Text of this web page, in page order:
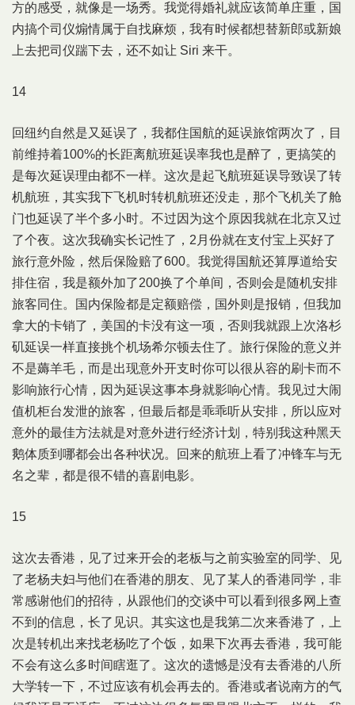
方的感受，就像是一场秀。我觉得婚礼就应该简单庄重，国
内搞个司仪煽情属于自找麻烦，我有时候都想替新郎或新娘
上去把司仪踹下去，还不如让 Siri 来干。
14
回纽约自然是又延误了，我都住国航的延误旅馆两次了，目
前维持着100%的长距离航班延误率我也是醉了，更搞笑的
是每次延误理由都不一样。这次是起飞航班延误导致误了转
机航班，其实我下飞机时转机航班还没走，那个飞机关了舱
门也延误了半个多小时。不过因为这个原因我就在北京又过
了个夜。这次我确实长记性了，2月份就在支付宝上买好了
旅行意外险，然后保险赔了600。我觉得国航还算厚道给安
排住宿，我是额外加了200换了个单间，否则会是随机安排
旅客同住。国内保险都是定额赔偿，国外则是报销，但我加
拿大的卡销了，美国的卡没有这一项，否则我就跟上次洛杉
矶延误一样直接挑个机场希尔顿去住了。旅行保险的意义并
不是薅羊毛，而是出现意外开支时你可以很从容的刷卡而不
影响旅行心情，因为延误这事本身就影响心情。我见过大闹
值机柜台发泄的旅客，但最后都是乖乖听从安排，所以应对
意外的最佳方法就是对意外进行经济计划，特别我这种黑天
鹅体质到哪都会出各种状况。回来的航班上看了冲锋车与无
名之辈，都是很不错的喜剧电影。
15
这次去香港，见了过来开会的老板与之前实验室的同学、见
了老杨夫妇与他们在香港的朋友、见了某人的香港同学，非
常感谢他们的招待，从跟他们的交谈中可以看到很多网上查
不到的信息，长了见识。其实这也是我第二次来香港了，上
次是转机出来找老杨吃了个饭，如果下次再去香港，我可能
不会有这么多时间瞎逛了。这次的遗憾是没有去香港的八所
大学转一下，不过应该有机会再去的。香港或者说南方的气